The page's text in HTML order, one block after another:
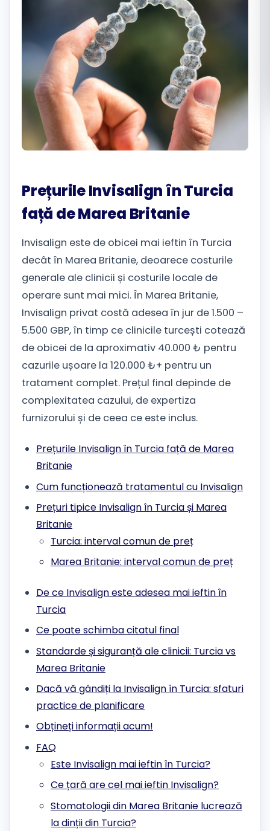
Română
Русский
Prețurile Invisalign în Turcia
față de Marea Britanie
Invisalign este de obicei mai ieftin în Turcia
decât în ​​Marea Britanie, deoarece costurile
generale ale clinicii și costurile locale de
operare sunt mai mici. În Marea Britanie,
Invisalign privat costă adesea în jur de 1.500 –
5.500 GBP, în timp ce clinicile turcești cotează
de obicei de la aproximativ 40.000 ₺ pentru
cazurile ușoare la 120.000 ₺+ pentru un
tratament complet. Prețul final depinde de
complexitatea cazului, de expertiza
furnizorului și de ceea ce este inclus.
Prețurile Invisalign în Turcia față de Marea
Britanie
Cum funcționează tratamentul cu Invisalign
Prețuri tipice Invisalign în Turcia și Marea
Britanie
Turcia: interval comun de preț
Marea Britanie: interval comun de preț
De ce Invisalign este adesea mai ieftin în
Turcia
Ce poate schimba citatul final
Standarde și siguranță ale clinicii: Turcia vs
Marea Britanie
Dacă vă gândiți la Invisalign în Turcia: sfaturi
practice de planificare
Obțineți informații acum!
FAQ
Este Invisalign mai ieftin în Turcia?
Ce țară are cel mai ieftin Invisalign?
Stomatologii din Marea Britanie lucrează
la dinții din Turcia?